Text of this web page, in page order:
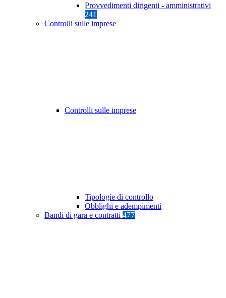
Provvedimenti dirigenti - amministrativi
241
Controlli sulle imprese
Controlli sulle imprese
Tipologie di controllo
Obblighi e adempimenti
Bandi di gara e contratti 477